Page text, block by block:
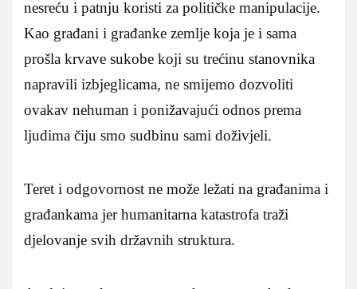
nesreću i patnju koristi za političke manipulacije.
Kao građani i građanke zemlje koja je i sama
prošla krvave sukobe koji su trećinu stanovnika
napravili izbjeglicama, ne smijemo dozvoliti
ovakav nehuman i ponižavajući odnos prema
ljudima čiju smo sudbinu sami doživjeli.
Teret i odgovornost ne može ležati na građanima i
građankama jer humanitarna katastrofa traži
djelovanje svih državnih struktura.